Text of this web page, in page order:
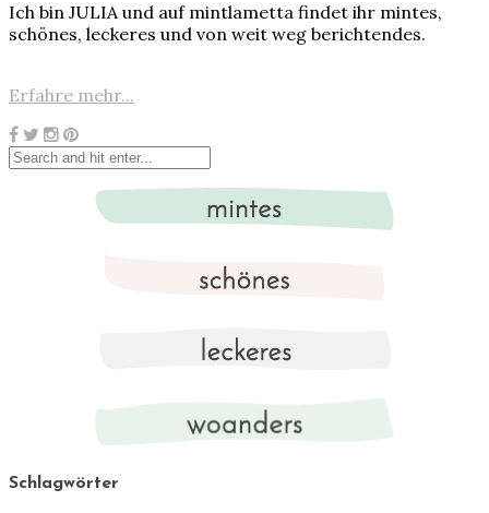
Ich bin JULIA und auf mintlametta findet ihr mintes,
schönes, leckeres und von weit weg berichtendes.
Erfahre mehr...
Schlagwörter